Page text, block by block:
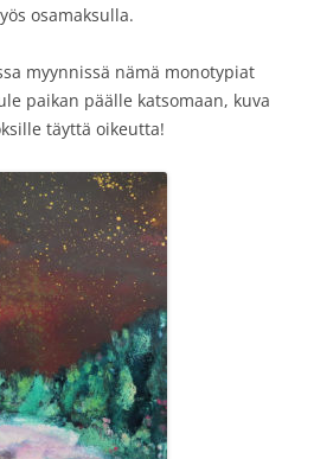
osamaksulla.
myynnissä nämä monotypiat
paikan päälle katsomaan, kuva
täyttä oikeutta!